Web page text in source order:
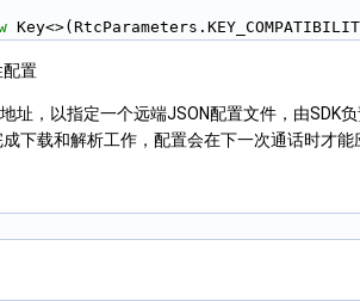
配置
址，以指定一个远端JSON配置文件，由SDK
下载和解析工作，配置会在下一次通话时才